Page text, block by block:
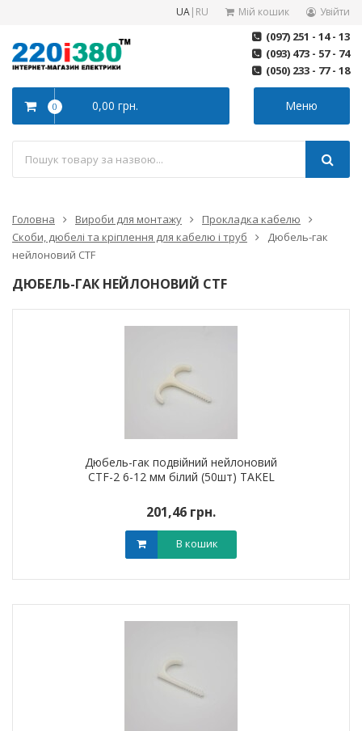
UA| RU Мій кошик Увійти
(097) 251 - 14 - 13
(093) 473 - 57 - 74
(050) 233 - 77 - 18
Меню
0 0,00 грн.
Головна Вироби для монтажу
Прокладка кабелю
Скоби, дюбелі та кріплення для кабелю і труб
Дюбель-гак
нейлоновий CTF
ДЮБЕЛЬ-ГАК НЕЙЛОНОВИЙ CTF
Дюбель-гак подвійний нейлоновий
CTF-2 6-12 мм білий (50шт) TAKEL
201,46 грн.
В кошик